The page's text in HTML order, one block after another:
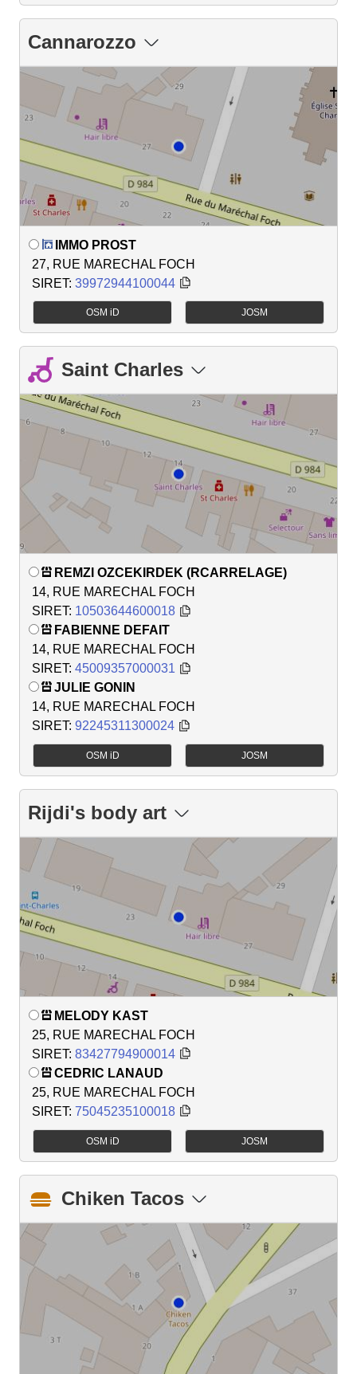
Cannarozzo
IMMO PROST
27, RUE MARECHAL FOCH
SIRET: 39972944100044
OSM iD JOSM
Saint Charles
REMZI OZCEKIRDEK (RCARRELAGE)
14, RUE MARECHAL FOCH
SIRET: 10503644600018
FABIENNE DEFAIT
14, RUE MARECHAL FOCH
SIRET: 45009357000031
JULIE GONIN
14, RUE MARECHAL FOCH
SIRET: 92245311300024
OSM iD JOSM
Rijdi's body art
MELODY KAST
25, RUE MARECHAL FOCH
SIRET: 83427794900014
CEDRIC LANAUD
25, RUE MARECHAL FOCH
SIRET: 75045235100018
OSM iD JOSM
Chiken Tacos